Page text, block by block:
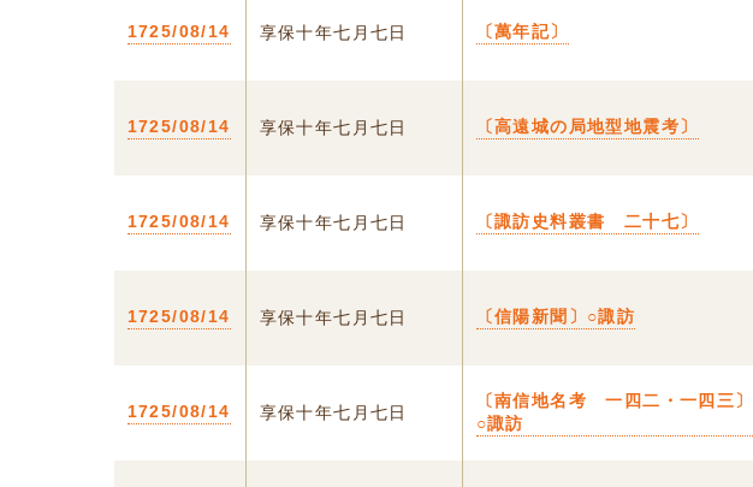
1725/08/14 享保十年七月七日 〔萬年記〕
1725/08/14 享保十年七月七日 〔高遠城の局地型地震考〕
1725/08/14 享保十年七月七日 〔諏訪史料叢書 二十七〕
1725/08/14 享保十年七月七日 〔信陽新聞〕○諏訪
1725/08/14 享保十年七月七日
〔南信地名考 一四二・一四三〕
○諏訪